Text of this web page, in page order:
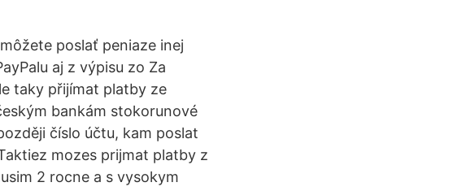
poslať peniaze inej
aj z výpisu zo Za
taky přijímat platby ze
bankám stokorunové
číslo účtu, kam poslat
mozes prijmat platby z
2 rocne a s vysokym